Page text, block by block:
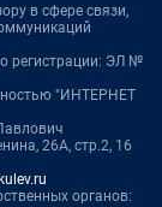
в сфере связи,
регистрации: ЭЛ №
"ИНТЕРНЕТ
26А, стр.2, 16
органов: